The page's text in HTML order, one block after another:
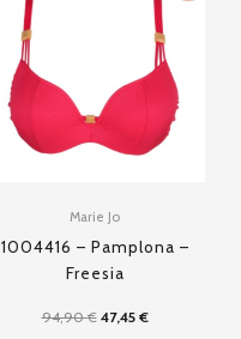
Marie Jo
1004416 – Pamplona –
Freesia
94,90€
94,90 €.
47,45 €
actuel
est :
47,45 €.